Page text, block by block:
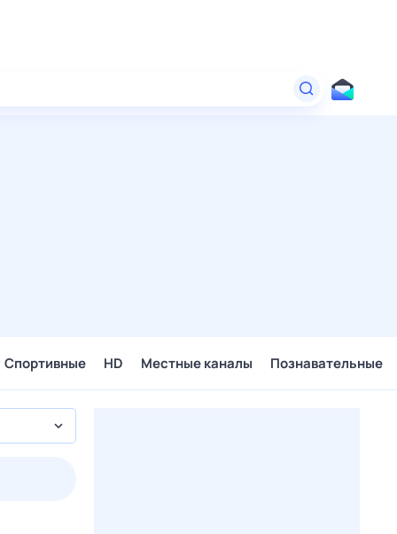
Спортивные HD Местные каналы Познавательные